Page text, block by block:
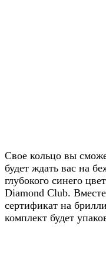
20% от
сайте
Узнавайте условия
менеджеров в
Свое кольцо вы
будет ждать вас на
глубокого синего
Diamond Club.
сертификат на
комплект будет